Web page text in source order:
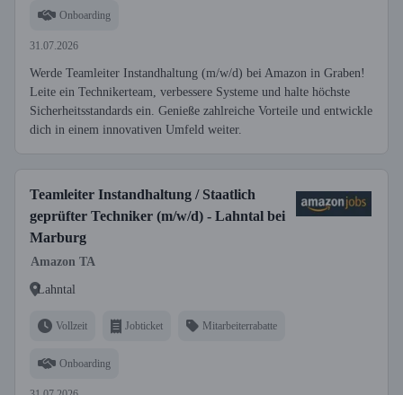
Onboarding
31.07.2026
Werde Teamleiter Instandhaltung (m/w/d) bei Amazon in Graben!
Leite ein Technikerteam, verbessere Systeme und halte höchste
Sicherheitsstandards ein. Genieße zahlreiche Vorteile und entwickle
dich in einem innovativen Umfeld weiter.
Teamleiter Instandhaltung / Staatlich
geprüfter Techniker (m/w/d) - Lahntal bei
Marburg
Amazon TA
Lahntal
Vollzeit Jobticket Mitarbeiterrabatte
Onboarding